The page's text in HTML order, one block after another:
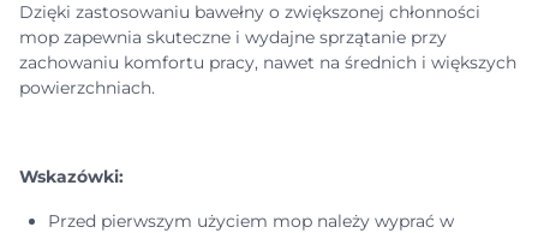
Dzięki zastosowaniu bawełny o zwiększonej chłonności
mop zapewnia skuteczne i wydajne sprzątanie przy
zachowaniu komfortu pracy, nawet na średnich i większych
powierzchniach.
Wskazówki:
Przed pierwszym użyciem mop należy wyprać w